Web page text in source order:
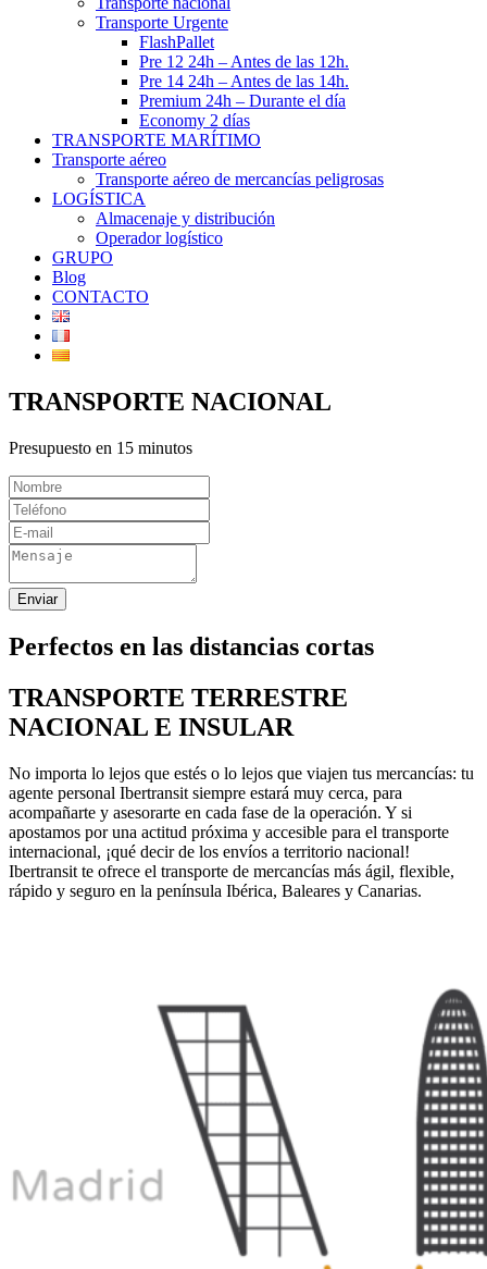
Transporte Urgente
FlashPallet
Pre 12 24h – Antes de las 12h.
Pre 14 24h – Antes de las 14h.
Premium 24h – Durante el día
Economy 2 días
TRANSPORTE MARÍTIMO
Transporte aéreo
Transporte aéreo de mercancías peligrosas
LOGÍSTICA
Almacenaje y distribución
Operador logístico
GRUPO
Blog
CONTACTO
TRANSPORTE NACIONAL
Presupuesto en 15 minutos
Enviar
Perfectos en las distancias cortas
TRANSPORTE TERRESTRE
NACIONAL E INSULAR
No importa lo lejos que estés o lo lejos que viajen tus mercancías: tu
agente personal Ibertransit siempre estará muy cerca, para
acompañarte y asesorarte en cada fase de la operación. Y si
apostamos por una actitud próxima y accesible para el transporte
internacional, ¡qué decir de los envíos a territorio nacional!
Ibertransit te ofrece el transporte de mercancías más ágil, flexible,
rápido y seguro en la península Ibérica, Baleares y Canarias.